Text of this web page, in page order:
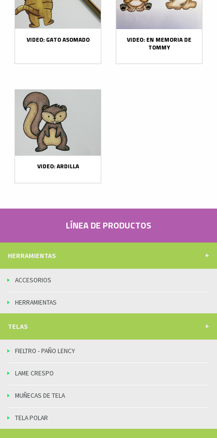
VIDEO: GATO ASOMADO
VIDEO: EN MEMORIA DE
TOMMY
VIDEO: ARDILLA
LÍNEA DE PRODUCTOS
HERRAMIENTAS
ACCESORIOS
HERRAMIENTAS
TELAS
FIELTRO - PAÑO LENCY
LAME CRESPO
MUÑECAS DE TELA
TELA POLAR